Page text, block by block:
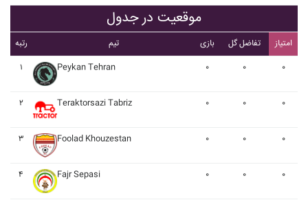
موقعیت در جدول
رتبه تیم بازی تفاضل گل
امتیاز
۱
Peykan Tehran ۰ ۰ ۰
۲ Teraktorsazi Tabriz ۰ ۰ ۰
۳ Foolad Khouzestan ۰ ۰ ۰
۴ Fajr Sepasi ۰ ۰ ۰